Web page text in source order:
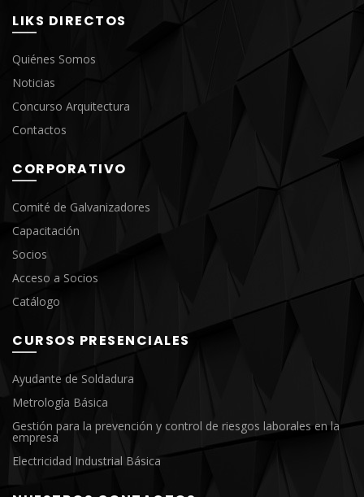
LIKS DIRECTOS
Quiénes Somos
Noticias
Concurso Arquitectura
Contactos
CORPORATIVO
Comité de Galvanizadores
Capacitación
Socios
Acceso a Socios
Catálogo
CURSOS PRESENCIALES
Ayudante de Soldadura
Metrología Básica
Gestión para la prevención y control de riesgos laborales en la
empresa
Electricidad Industrial Básica